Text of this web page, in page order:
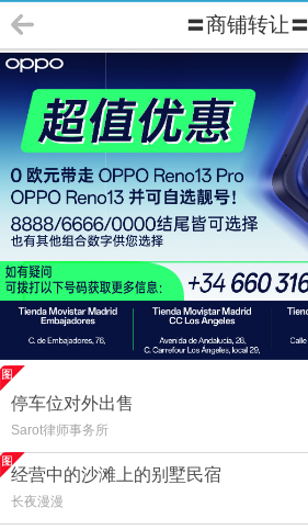
〓商铺转让〓
停车位对外出售
Sarot律师事务所
经营中的沙滩上的别墅民宿
长夜漫漫